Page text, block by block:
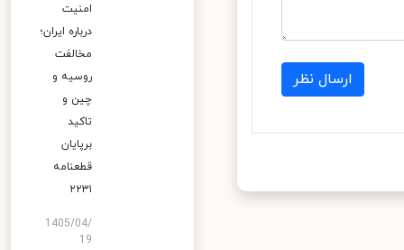
ارسال نظر
امنیت
درباره ایران؛
مخالفت
روسیه و
چین و
تاکید
برپایان
قطعنامه
۲۲۳۱
1405/04/
19